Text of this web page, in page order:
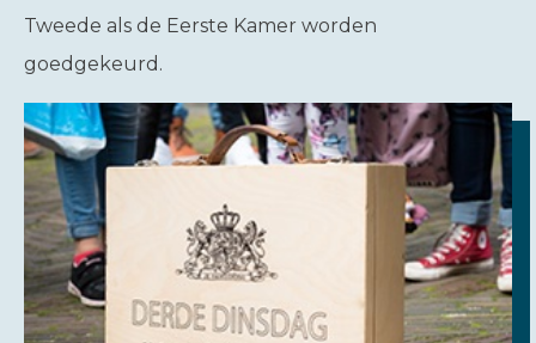
Tweede als de Eerste Kamer worden
goedgekeurd.